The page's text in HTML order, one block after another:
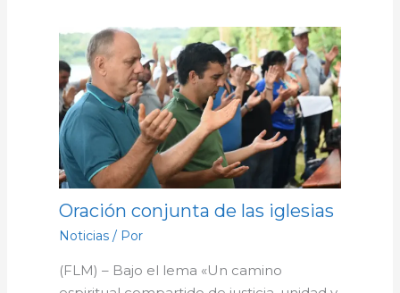
Oración conjunta de las iglesias
Noticias/ Por
(FLM) – Bajo el lema «Un camino